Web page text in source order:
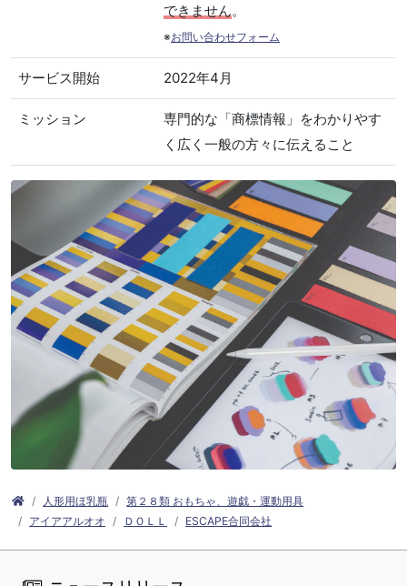
できません。
※お問い合わせフォーム
サービス開始 2022年4月
ミッション
専門的な「商標情報」をわかりやす
く広く一般の方々に伝えること
人形用ほ乳瓶
第２８類 おもちゃ、遊戯・運動用具
アイアアルオオ
ＤＯＬＬ ESCAPE合同会社